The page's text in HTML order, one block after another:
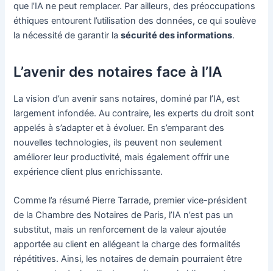
que l’IA ne peut remplacer. Par ailleurs, des préoccupations
éthiques entourent l’utilisation des données, ce qui soulève
la nécessité de garantir lasécurité des informations.
L’avenir des notaires face à l’IA
La vision d’un avenir sans notaires, dominé par l’IA, est
largement infondée. Au contraire, les experts du droit sont
appelés à s’adapter et à évoluer. En s’emparant des
nouvelles technologies, ils peuvent non seulement
améliorer leur productivité, mais également offrir une
expérience client plus enrichissante.
Comme l’a résumé Pierre Tarrade, premier vice-président
de la Chambre des Notaires de Paris, l’IA n’est pas un
substitut, mais un renforcement de la valeur ajoutée
apportée au client en allégeant la charge des formalités
répétitives. Ainsi, les notaires de demain pourraient être